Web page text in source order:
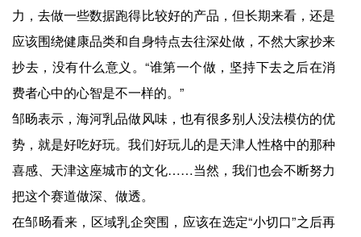
力，去做一些数据跑得比较好的产品，但长期来看，还是
应该围绕健康品类和自身特点去往深处做，不然大家抄来
抄去，没有什么意义。“谁第一个做，坚持下去之后在消
费者心中的心智是不一样的。”
邹旸表示，海河乳品做风味，也有很多别人没法模仿的优
势，就是好吃好玩。我们好玩儿的是天津人性格中的那种
喜感、天津这座城市的文化……当然，我们也会不断努力
把这个赛道做深、做透。
在邹旸看来，区域乳企突围，应该在选定“小切口”之后再